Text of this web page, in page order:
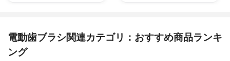
電動歯ブラシ関連カテゴリ：おすすめ商品ランキ
ング